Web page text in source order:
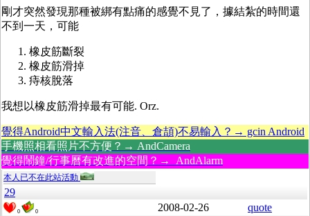
剛才突然發現那種被綁有點痛的感覺不見了，據結紮的時間還
不到一天，可能
橡皮筋斷裂
橡皮筋滑掉
痔核脫落
我想以橡皮筋滑掉最有可能. Orz.
覺得Android中文輸入法(注音、倉頡)不易輸入？→ gcin Android
手機照相看照片不方便？→ AndCamera
覺得鬧鐘/行事曆有改進的空間？→ AndAlarm
本人已不在此站活動
29
0 0 2008-02-26 quote